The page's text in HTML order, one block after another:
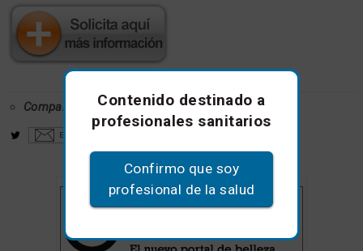
Comparte este artículoContenido destinado a
profesionales sanitarios
Confirmo que soy
profesional de la salud